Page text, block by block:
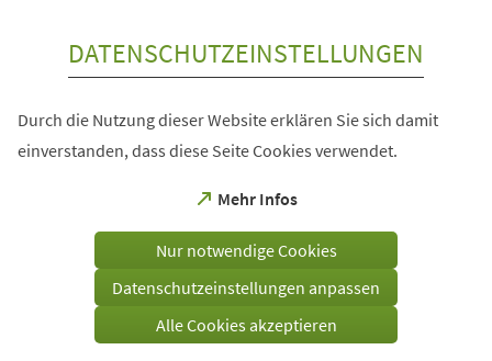
DATENSCHUTZEINSTELLUNGEN
Durch die Nutzung dieser Website erklären Sie sich damit
einverstanden, dass diese Seite Cookies verwendet.
Mehr Infos
(Öffnet
einem
Tab)
Nur notwendige Cookies
Datenschutzeinstellungen anpassen
Alle Cookies akzeptieren